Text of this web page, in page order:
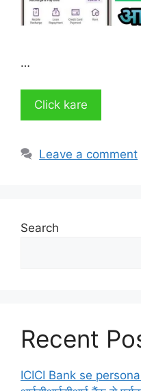
…
Click kare
Leave a comment
Search
Recent
ICICI Bank se